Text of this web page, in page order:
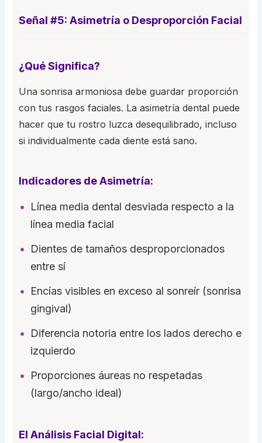
Señal #5: Asimetría o Desproporción Facial
¿Qué Significa?
Una sonrisa armoniosa debe guardar proporción
con tus rasgos faciales. La asimetría dental puede
hacer que tu rostro luzca desequilibrado, incluso
si individualmente cada diente está sano.
Indicadores de Asimetría:
Línea media dental desviada respecto a la
línea media facial
Dientes de tamaños desproporcionados
entre sí
Encías visibles en exceso al sonreír (sonrisa
gingival)
Diferencia notoria entre los lados derecho e
izquierdo
Proporciones áureas no respetadas
(largo/ancho ideal)
El Análisis Facial Digital: